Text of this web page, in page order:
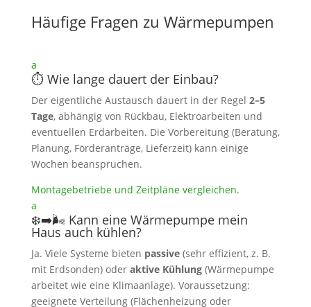
Häufige Fragen zu Wärmepumpen
a
⏱️ Wie lange dauert der Einbau?
Der eigentliche Austausch dauert in der Regel 2–5
Tage, abhängig von Rückbau, Elektroarbeiten und
eventuellen Erdarbeiten. Die Vorbereitung (Beratung,
Planung, Förderanträge, Lieferzeit) kann einige
Wochen beanspruchen.
Montagebetriebe und Zeitpläne vergleichen.
a
❄️➡️🌬️ Kann eine Wärmepumpe mein
Haus auch kühlen?
Ja. Viele Systeme bieten passive(sehr effizient, z. B.
mit Erdsonden) oder aktive Kühlung (Wärmepumpe
arbeitet wie eine Klimaanlage). Voraussetzung:
geeignete Verteilung (Flächenheizung oder